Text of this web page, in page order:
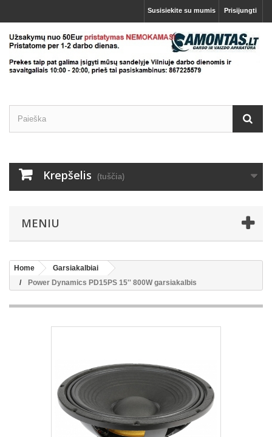
Prisijungti
Susisiekite su mumis
Krepšelis (tuščia)
MENIU
Home
Garsiakalbiai
Power Dynamics PD15PS 15'' 800W garsiakalbis